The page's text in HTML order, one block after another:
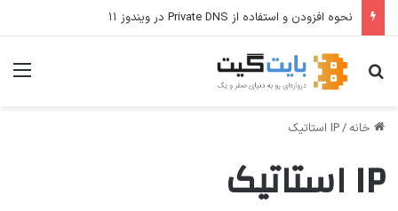
نحوه افزودن و استفاده از Private DNS در ویندوز ۱۱
جستجو برای
خانه /IP استاتیک
IP استاتیک